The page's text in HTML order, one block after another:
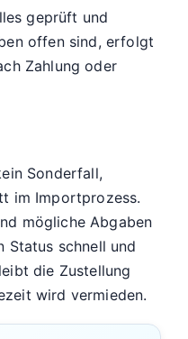
geprüft und
offen sind, erfolgt
Zahlung oder
Sonderfall,
im Importprozess.
mögliche Abgaben
Status schnell und
die Zustellung
wird vermieden.